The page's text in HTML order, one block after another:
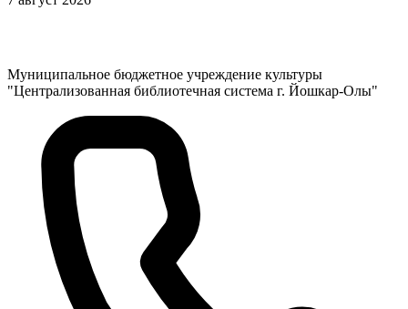
Муниципальное бюджетное учреждение культуры
"Централизованная библиотечная система г. Йошкар-Олы"